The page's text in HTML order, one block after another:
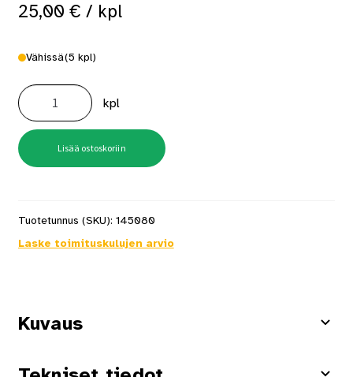
25,00 € / kpl
Vähissä(5 kpl)
D3
PE2
Askelkulma
25X20
Pronssianodisoitu
määrä
kpl
Lisää ostoskoriin
Tuotetunnus (SKU): 145080
Laske toimituskulujen arvio
Kuvaus